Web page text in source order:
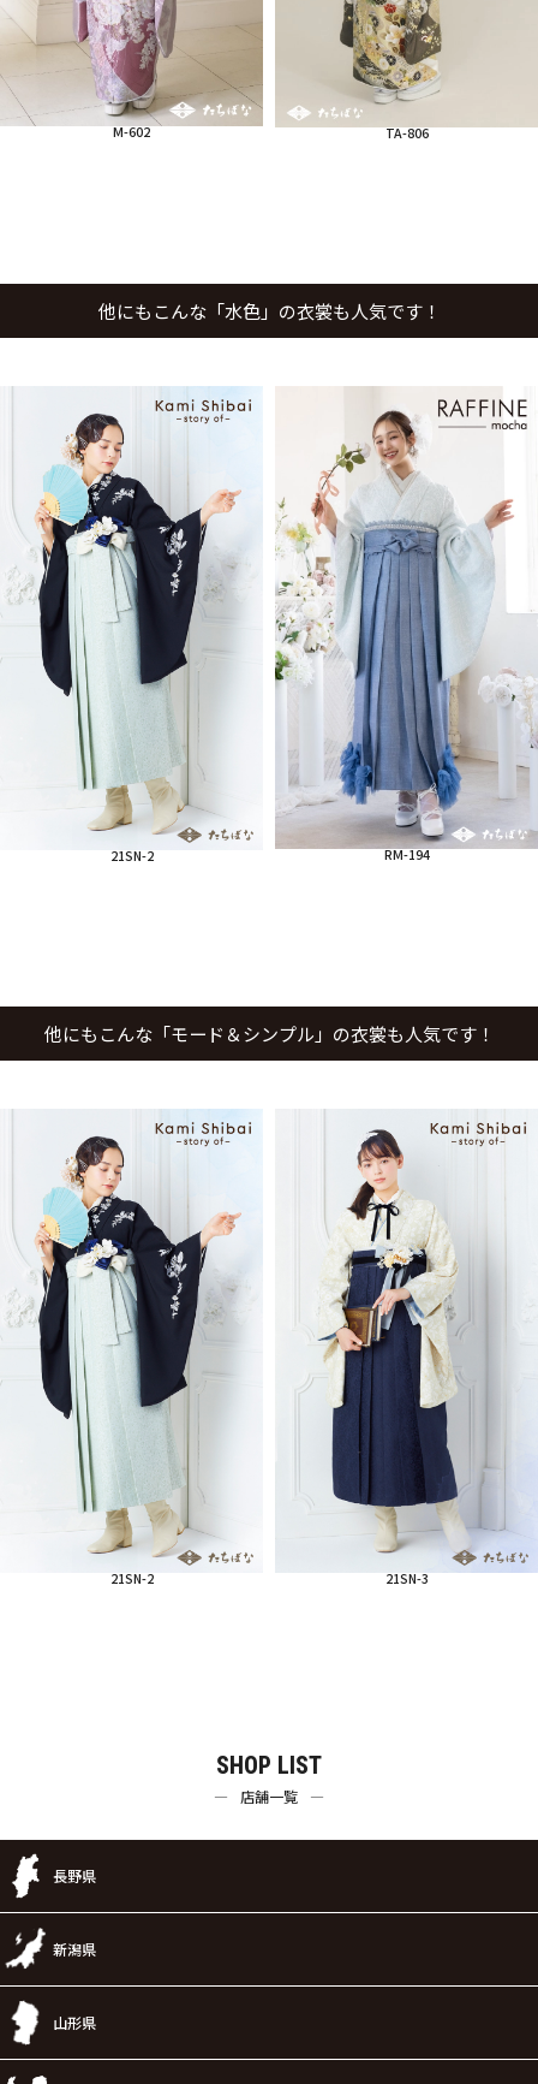
M-602 TA-806
他にもこんな「水色」の衣裳も人気です！
21SN-2 RM-194
他にもこんな「モード＆シンプル」の衣裳も人気です！
21SN-2 21SN-3
SHOP LIST
店舗一覧
長野県
新潟県
山形県